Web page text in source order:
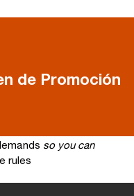
de Promoción
so you can
rules